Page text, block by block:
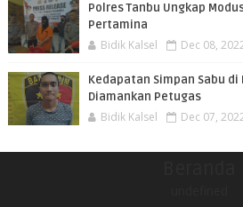
Polres Tanbu Ungkap
Pertamina
Bidik Kalsel Dec 08,
Kedapatan Simpan Sabu di
Diamankan Petugas
Bidik Kalsel Dec 07,